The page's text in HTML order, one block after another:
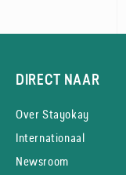
DIRECT NAAR
Over Stayokay
Internationaal
Newsroom